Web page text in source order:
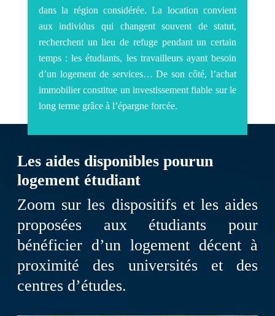
dans la région considérée. La location convient
aux individus qui changent souvent de statut,
recherchent un lieu de refuge pendant un certain
temps : les étudiants, les travailleurs ayant besoin
d’un logement de services… De son côté, l’achat
immobilier constitue un investissement fiable sur le
long terme grâce à l’épargne forcée.
Les aides disponibles pourun
logement étudiant
Zoom sur les dispositifs et les aides
proposées aux étudiants pour
bénéficier d’un logement décent à
proximité des universités et des
centres d’études.